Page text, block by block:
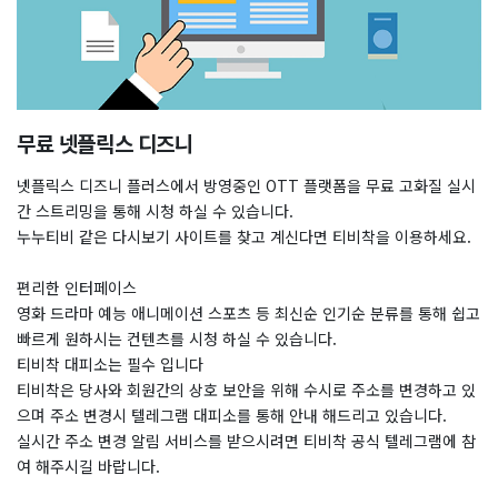
무료 넷플릭스 디즈니
넷플릭스 디즈니 플러스에서 방영중인 OTT 플랫폼을 무료 고화질 실시
간 스트리밍을 통해 시청 하실 수 있습니다.
누누티비 같은 다시보기 사이트를 찾고 계신다면 티비착을 이용하세요.
편리한 인터페이스
영화 드라마 예능 애니메이션 스포츠 등 최신순 인기순 분류를 통해 쉽고
빠르게 원하시는 컨텐츠를 시청 하실 수 있습니다.
티비착 대피소는 필수 입니다
티비착은 당사와 회원간의 상호 보안을 위해 수시로 주소를 변경하고 있
으며 주소 변경시 텔레그램 대피소를 통해 안내 해드리고 있습니다.
실시간 주소 변경 알림 서비스를 받으시려면 티비착 공식 텔레그램에 참
여 해주시길 바랍니다.